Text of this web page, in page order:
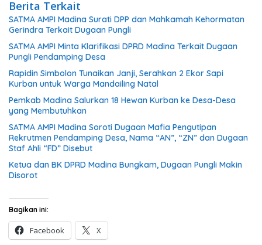
Berita Terkait
SATMA AMPI Madina Surati DPP dan Mahkamah Kehormatan
Gerindra Terkait Dugaan Pungli
SATMA AMPI Minta Klarifikasi DPRD Madina Terkait Dugaan
Pungli Pendamping Desa
Rapidin Simbolon Tunaikan Janji, Serahkan 2 Ekor Sapi
Kurban untuk Warga Mandailing Natal
Pemkab Madina Salurkan 18 Hewan Kurban ke Desa-Desa
yang Membutuhkan
SATMA AMPI Madina Soroti Dugaan Mafia Pengutipan
Rekrutmen Pendamping Desa, Nama “AN”, “ZN” dan Dugaan
Staf Ahli “FD” Disebut
Ketua dan BK DPRD Madina Bungkam, Dugaan Pungli Makin
Disorot
Bagikan ini:
Facebook X